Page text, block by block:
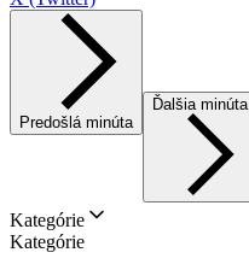
Predošlá minúta
Ďalšia minúta
Kategórie
Kategórie